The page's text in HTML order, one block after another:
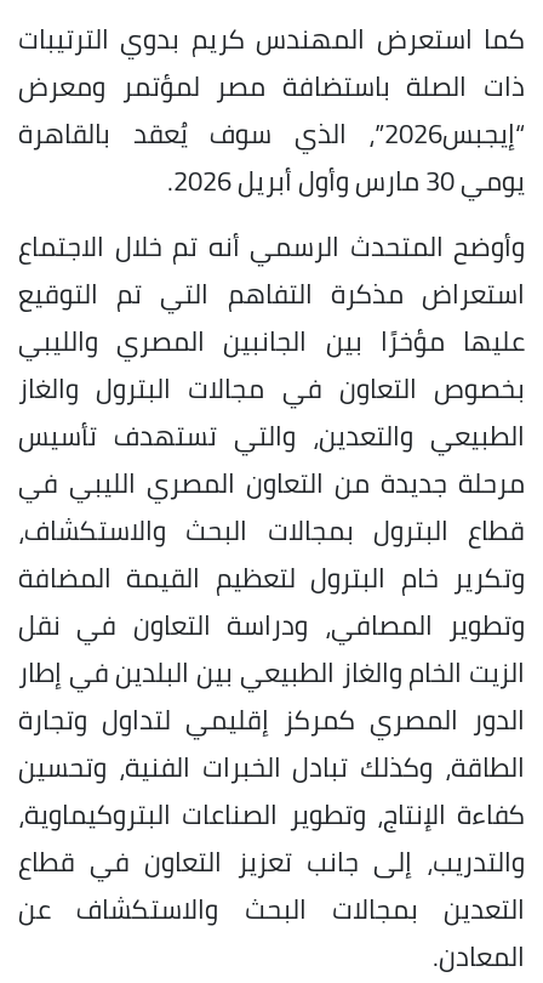
كما استعرض المهندس كريم بدوي الترتيبات
ذات الصلة باستضافة مصر لمؤتمر ومعرض
“إيجبس2026”، الذي سوف يُعقد بالقاهرة
يومي 30 مارس وأول أبريل 2026.
وأوضح المتحدث الرسمي أنه تم خلال الاجتماع
استعراض مذكرة التفاهم التي تم التوقيع
عليها مؤخرًا بين الجانبين المصري والليبي
بخصوص التعاون في مجالات البترول والغاز
الطبيعي والتعدين، والتي تستهدف تأسيس
مرحلة جديدة من التعاون المصري الليبي في
قطاع البترول بمجالات البحث والاستكشاف،
وتكرير خام البترول لتعظيم القيمة المضافة
وتطوير المصافي، ودراسة التعاون في نقل
الزيت الخام والغاز الطبيعي بين البلدين في إطار
الدور المصري كمركز إقليمي لتداول وتجارة
الطاقة، وكذلك تبادل الخبرات الفنية، وتحسين
كفاءة الإنتاج، وتطوير الصناعات البتروكيماوية،
والتدريب، إلى جانب تعزيز التعاون في قطاع
التعدين بمجالات البحث والاستكشاف عن
المعادن.